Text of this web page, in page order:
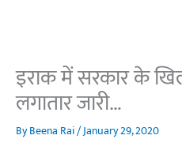
इराक में सरकार के
लगातार जारी…
ByBeena Rai/January 29, 2020